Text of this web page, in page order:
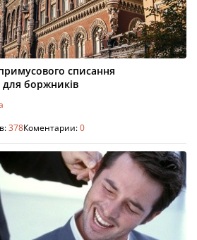
списання
для боржників
378Коментарии:0